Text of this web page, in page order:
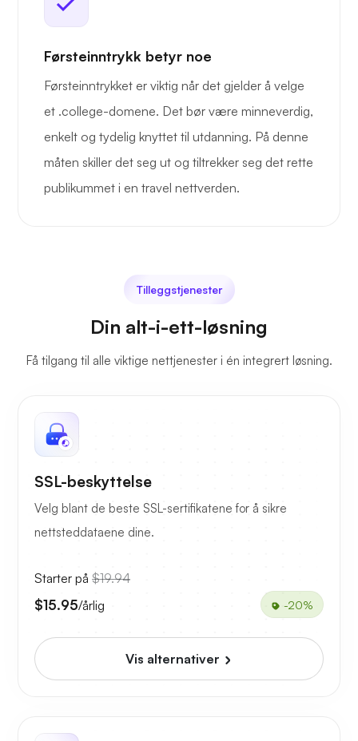
Førsteinntrykk betyr noe
Førsteinntrykket er viktig når det gjelder å velge
et .college-domene. Det bør være minneverdig,
enkelt og tydelig knyttet til utdanning. På denne
måten skiller det seg ut og tiltrekker seg det rette
publikummet i en travel nettverden.
Tilleggstjenester
Din alt-i-ett-løsning
Få tilgang til alle viktige nettjenester i én integrert løsning.
SSL-beskyttelse
Velg blant de beste SSL-sertifikatene for å sikre
nettsteddataene dine.
Starter på $19.94
$15.95/årlig -20%
Vis alternativer